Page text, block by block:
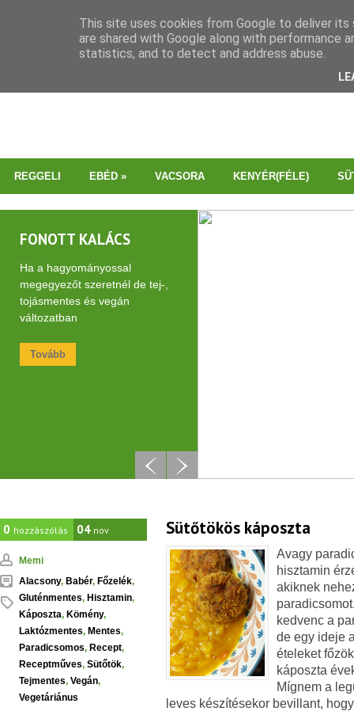
REGGELI EBÉD » VACSORA KENYÉR(FÉLE)
FONOTT KALÁCS
Ha a hagyományossal
megegyezőt szeretnél de tej-,
tojásmentes és vegán
változatban
Tovább
0 hozzászólás 04 nov
Memi
Alacsony, Babér, Főzelék,
Gluténmentes, Hisztamin,
Káposzta, Kömény,
Laktózmentes, Mentes,
Paradicsomos, Recept,
Receptműves, Sütőtök,
Tejmentes, Vegán,
Vegetáriánus
Sütőtökös káposzta
Avagy
hisztamin
akiknek
kedvenc a
de egy ideje
ételeket
káposzta
Mígnem a
leves készítésekor bevillant,
This site uses cookies from Google to deliver
are shared with Google along with performance
statistics, and to detect and address abuse.